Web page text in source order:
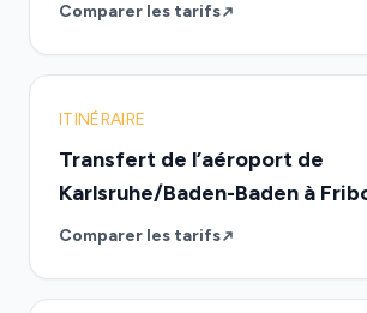
Comparer les tarifs
ITINÉRAIRE
Transfert de l’aéroport de
Karlsruhe/Baden-Baden à
Comparer les tarifs